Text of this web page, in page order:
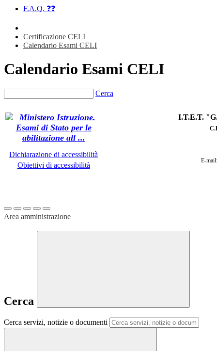
F.A.Q. ❓❓
Certificazione CELI
Calendario Esami CELI
Calendario Esami CELI
Cerca
Dichiarazione di accessibilità
Obiettivi di accessibilità
I.T.E.T.
C
E-
Area amministrazione
Cerca
Cerca servizi, notizie o documenti